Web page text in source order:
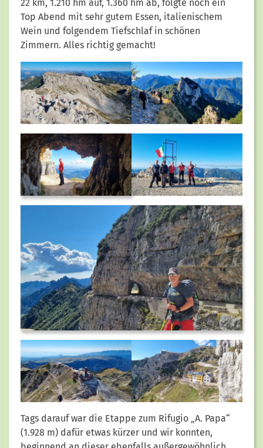
22 km, 1.210 hm auf, 1.360 hm ab, folgte noch ein
Top Abend mit sehr gutem Essen, italienischem
Wein und folgendem Tiefschlaf in schönen
Zimmern. Alles richtig gemacht!
Tags darauf war die Etappe zum Rifugio „A. Papa“
(1.928 m) dafür etwas kürzer und wir konnten,